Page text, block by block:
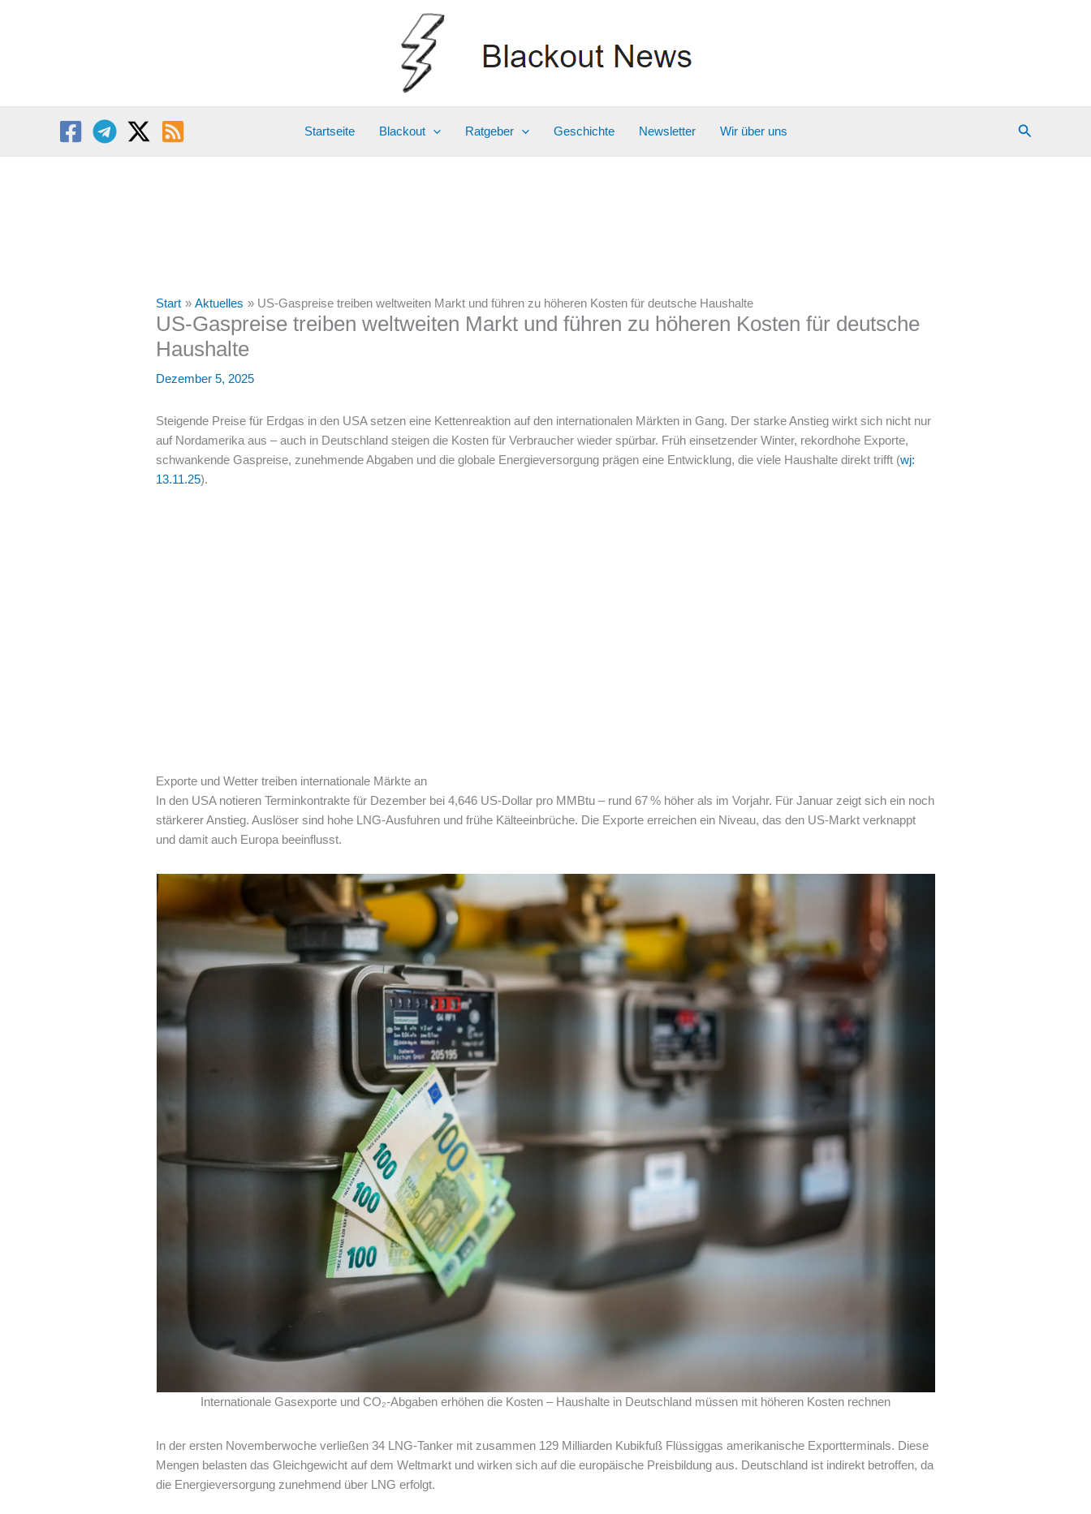
Startseite Blackout Ratgeber Geschichte Newsletter Wir über uns Suchen
Start Aktuelles US-Gaspreise treiben weltweiten Markt und führen zu höheren Kosten für deutsche Haushalte
US-Gaspreise treiben weltweiten Markt und führen zu höheren Kosten für deutsche
Haushalte
Dezember 5, 2025
Steigende Preise für Erdgas in den USA setzen eine Kettenreaktion auf den internationalen Märkten in Gang. Der starke Anstieg wirkt sich nicht nur
auf Nordamerika aus – auch in Deutschland steigen die Kosten für Verbraucher wieder spürbar. Früh einsetzender Winter, rekordhohe Exporte,
schwankende Gaspreise, zunehmende Abgaben und die globale Energieversorgung prägen eine Entwicklung, die viele Haushalte direkt trifft (wj:
13.11.25).
Exporte und Wetter treiben internationale Märkte an
In den USA notieren Terminkontrakte für Dezember bei 4,646 US-Dollar pro MMBtu – rund 67 % höher als im Vorjahr. Für Januar zeigt sich ein noch
stärkerer Anstieg. Auslöser sind hohe LNG-Ausfuhren und frühe Kälteeinbrüche. Die Exporte erreichen ein Niveau, das den US-Markt verknappt
und damit auch Europa beeinflusst.
Internationale Gasexporte und CO₂-Abgaben erhöhen die Kosten – Haushalte in Deutschland müssen mit höheren Kosten rechnen
In der ersten Novemberwoche verließen 34 LNG-Tanker mit zusammen 129 Milliarden Kubikfuß Flüssiggas amerikanische Exportterminals. Diese
Mengen belasten das Gleichgewicht auf dem Weltmarkt und wirken sich auf die europäische Preisbildung aus. Deutschland ist indirekt betroffen, da
die Energieversorgung zunehmend über LNG erfolgt.